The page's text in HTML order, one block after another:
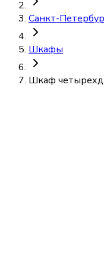
Санкт-
Шкафы
Шкаф